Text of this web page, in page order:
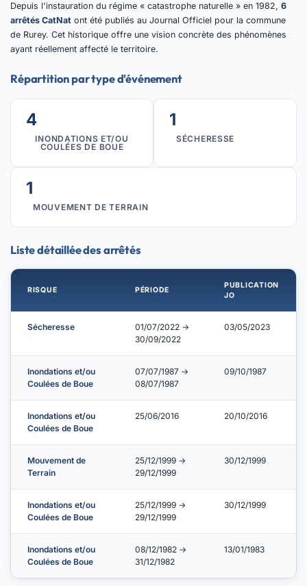
Depuis l'instauration du régime « catastrophe naturelle » en 1982, 6
arrêtés CatNat ont été publiés au Journal Officiel pour la commune
de Rurey. Cet historique offre une vision concrète des phénomènes
ayant réellement affecté le territoire.
Répartition par type d'événement
4
INONDATIONS ET/OU
COULÉES DE BOUE
1
SÉCHERESSE
1
MOUVEMENT DE TERRAIN
Liste détaillée des arrêtés
RISQUE PÉRIODE
PUBLICATION
JO
Sécheresse
01/07/2022 →
30/09/2022
03/05/2023
Inondations et/ou
Coulées de Boue
07/07/1987 →
08/07/1987
09/10/1987
Inondations et/ou
Coulées de Boue
25/06/2016 20/10/2016
Mouvement de
Terrain
25/12/1999 →
29/12/1999
30/12/1999
Inondations et/ou
Coulées de Boue
25/12/1999 →
29/12/1999
30/12/1999
Inondations et/ou
Coulées de Boue
08/12/1982 →
31/12/1982
13/01/1983